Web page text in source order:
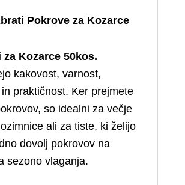
Pokrove za Kozarce
za Kozarce 50kos.
kakovost, varnost,
praktičnost. Ker prejmete
so idealni za večje
ali za tiste, ki želijo
dovolj pokrovov na
sezono vlaganja.